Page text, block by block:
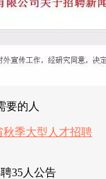
要的人
35人公告